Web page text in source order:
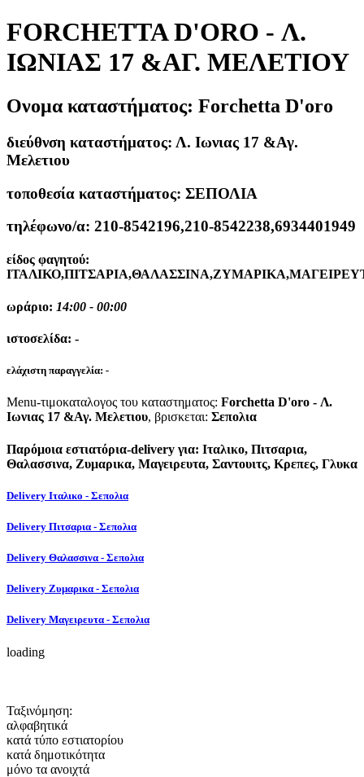
FORCHETTA D'ORO - Λ.
ΙΩΝΙΑΣ 17 &ΑΓ. ΜΕΛΕΤΙΟΥ
Ονομα καταστήματος: Forchetta D'oro
διεύθνση καταστήματος: Λ. Ιωνιας 17 &Αγ.
Μελετιου
τοποθεσία καταστήματος: ΣΕΠΟΛΙΑ
τηλέφωνο/α: 210-8542196,210-8542238,6934401949
είδος φαγητού:
ωράριο: 14:00 - 00:00
ιστοσελίδα: -
ελάχιστη παραγγελία: -
Menu-τιμοκαταλογος του καταστηματος: Forchetta D'oro - Λ.
Ιωνιας 17 &Αγ. Μελετιου, βρισκεται: Σεπολια
Παρόμοια εστιατόρια-delivery για: Ιταλικο, Πιτσαρια,
Θαλασσινα, Ζυμαρικα, Μαγειρευτα, Σαντουιτς, Κρεπες, Γλυκα
Delivery Ιταλικο - Σεπολια
Delivery Πιτσαρια - Σεπολια
Delivery Θαλασσινα - Σεπολια
Delivery Ζυμαρικα - Σεπολια
Delivery Μαγειρευτα - Σεπολια
loading
Ταξινόμηση:
αλφαβητικά
κατά τύπο εστιατορίου
κατά δημοτικότητα
μόνο τα ανοιχτά